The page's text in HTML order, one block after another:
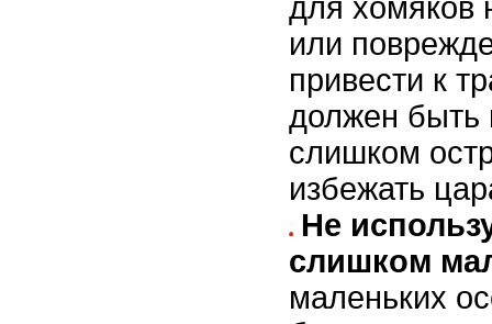
для хомяков
или
привести к
должен быть
слишком
избежать
Не
слишком
маленьких